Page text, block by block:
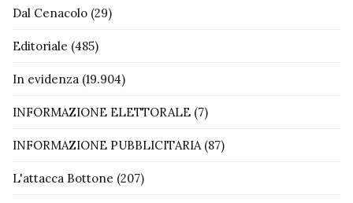
Dal Cenacolo (29)
Editoriale (485)
In evidenza (19.904)
INFORMAZIONE ELETTORALE (7)
INFORMAZIONE PUBBLICITARIA(87)
L'attacca Bottone (207)